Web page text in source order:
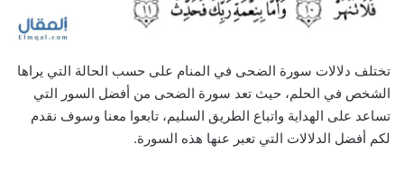
تختلف دلالات سورة الضحى في المنام على حسب الحالة التي يراها
الشخص في الحلم، حيث تعد سورة الضحى من أفضل السور التي
تساعد على الهداية واتباع الطريق السليم، تابعوا معنا وسوف نقدم
لكم أفضل الدلالات التي تعبر عنها هذه السورة.